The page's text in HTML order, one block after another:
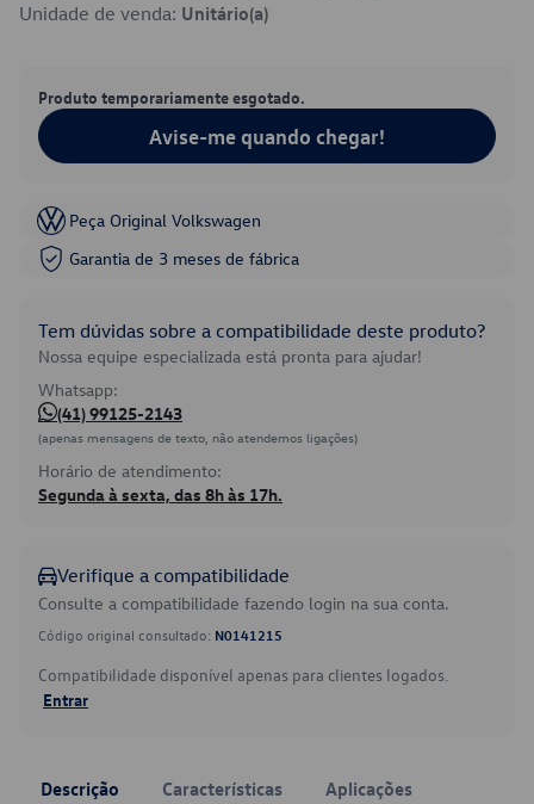
Unidade de venda: Unitário(a)
Produto temporariamente esgotado.
Avise-me quando chegar!
Peça Original Volkswagen
Garantia de 3 meses de fábrica
Tem dúvidas sobre a compatibilidade deste produto?
Nossa equipe especializada está pronta para ajudar!
Whatsapp:
(41) 99125-2143
(apenas mensagens de texto, não atendemos ligações)
Horário de atendimento:
Segunda à sexta, das 8h às 17h.
Verifique a compatibilidade
Consulte a compatibilidade fazendo login na sua conta.
Código original consultado: N0141215
Compatibilidade disponível apenas para clientes logados.
Entrar
Descrição Características Aplicações